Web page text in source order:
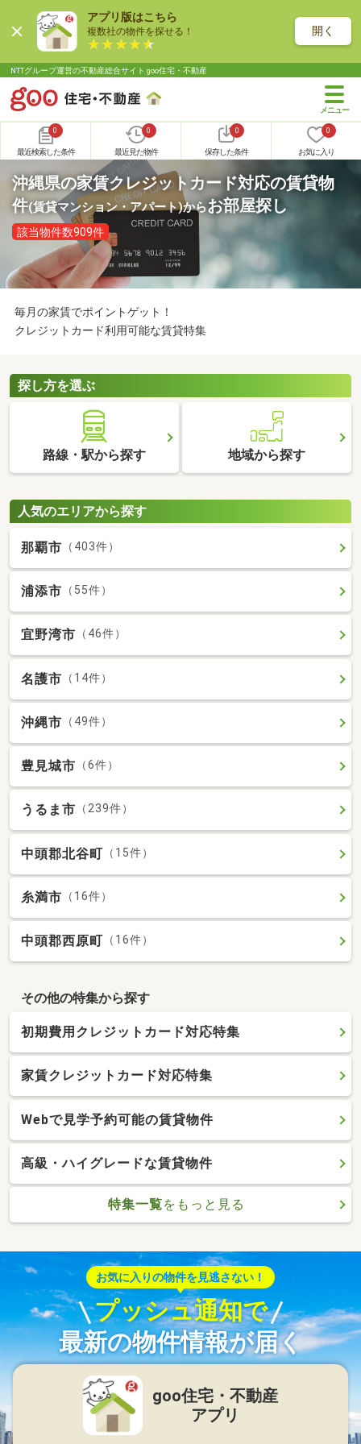
アプリ版はこちら
複数社の物件を探せる！ 開く
NTTグループ運営の不動産総合サイト goo住宅・不動産
0
最近検索した条件
0
最近見た物件
0
保存した条件
0
お気に入り
沖縄県の家賃クレジットカード対応の賃貸物
件(賃貸マンション・アパート)からお部屋探し
該当物件数909件
毎月の家賃でポイントゲット！
クレジットカード利用可能な賃貸特集
探し方を選ぶ
路線・駅から探す 地域から探す
人気のエリアから探す
那覇市 （403件）
浦添市 （55件）
宜野湾市 （46件）
名護市 （14件）
沖縄市 （49件）
豊見城市 （6件）
うるま市 （239件）
中頭郡北谷町 （15件）
糸満市 （16件）
中頭郡西原町 （16件）
その他の特集から探す
初期費用クレジットカード対応特集
家賃クレジットカード対応特集
Webで見学予約可能の賃貸物件
高級・ハイグレードな賃貸物件
特集一覧をもっと見る
お気に入りの物件を見逃さない！
プッシュ通知で
最新の物件情報が届く
goo住宅・不動産
アプリ